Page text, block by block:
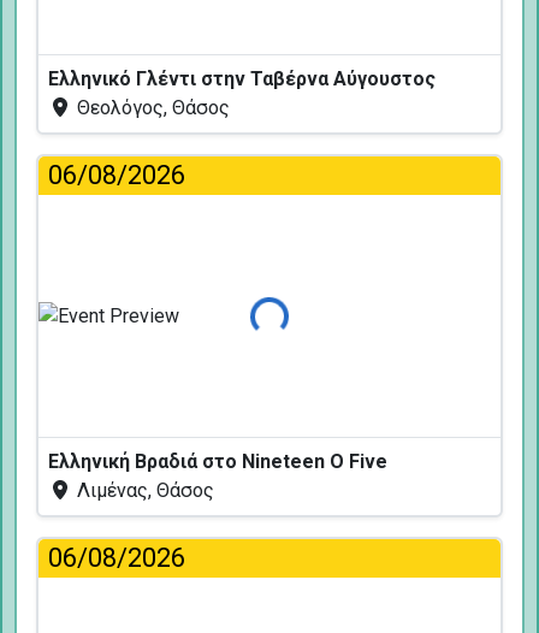
Ελληνικό Γλέντι στην Ταβέρνα Αύγουστος
Θεολόγος, Θάσος
06/08/2026
Φόρτωση...
Ελληνική Βραδιά στο Nineteen O Five
Λιμένας, Θάσος
06/08/2026